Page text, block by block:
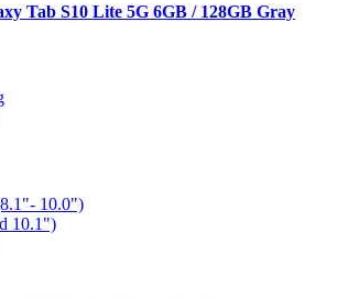
Tab S10 Lite 5G 6GB / 128GB Gray
10.0")
10.1")